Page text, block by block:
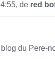
de red
du Pere-